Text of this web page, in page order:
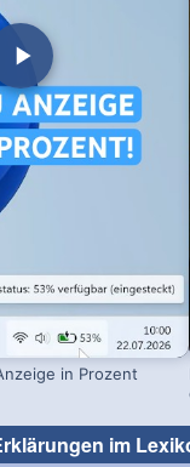
in Prozent
im